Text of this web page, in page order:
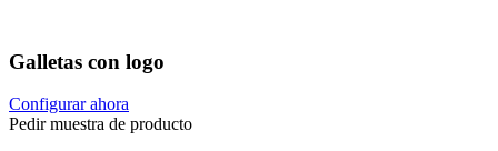
Galletas con logo
Configurar ahora
Pedir muestra de producto